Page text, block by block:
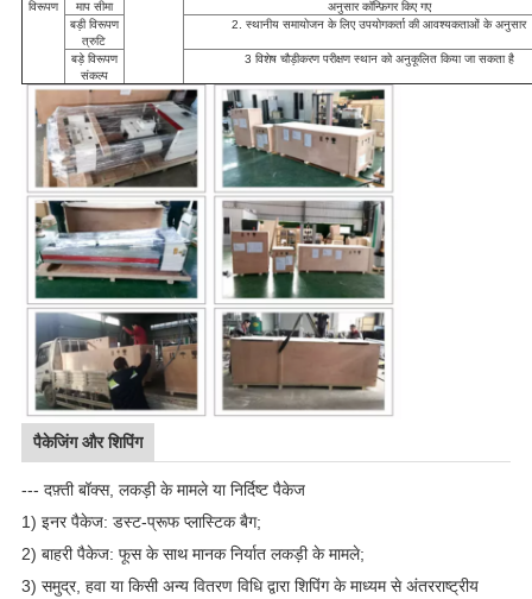
विरूपण
माप सीमा
अनुसार कॉन्फ़िगर किए गए
बड़ी विरूपण
त्रुटि
2. स्थानीय समायोजन के लिए उपयोगकर्ता की आवश्यकताओं के अनुसार
बड़े विरूपण
संकल्प
3 विशेष चौड़ीकरण परीक्षण स्थान को अनुकूलित किया जा सकता है
पैकेजिंग और शिपिंग
--- दफ़्ती बॉक्स, लकड़ी के मामले या निर्दिष्ट पैकेज
1) इनर पैकेज: डस्ट-प्रूफ प्लास्टिक बैग;
2) बाहरी पैकेज: फूस के साथ मानक निर्यात लकड़ी के मामले;
3) समुद्र, हवा या किसी अन्य वितरण विधि द्वारा शिपिंग के माध्यम से अंतरराष्ट्रीय